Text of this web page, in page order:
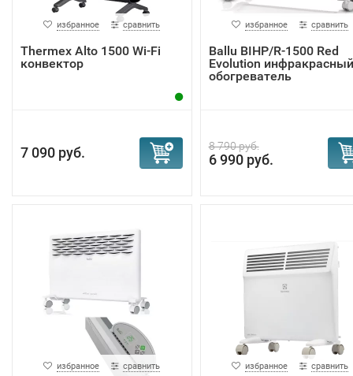
избранное сравнить
Тhermex Alto 1500 Wi-Fi
конвектор
7 090 руб.
избранное сравнить
Ballu BIHP/R-1500 Red
Evolution инфракрасный
обогреватель
8 790 руб.
6 990 руб.
избранное сравнить избранное сравнить